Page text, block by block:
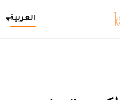
العربية▾